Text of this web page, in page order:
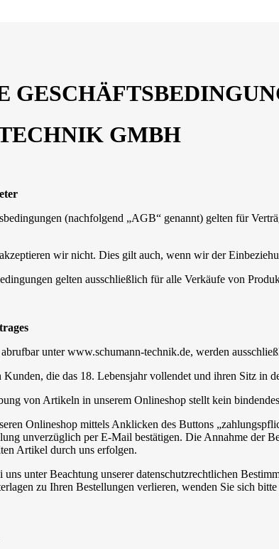
GMBH
(nachfolgend „AGB“ genannt) gelten für
wir nicht. Dies gilt auch, wenn wir der
gelten ausschließlich für alle Verkäufe von
unter www.schumann-technik.de, werden
die das 18. Lebensjahr vollendet und ihren Sitz in
von Artikeln in unserem Onlineshop stellt kein
Onlineshop mittels Anklicken des Buttons
unverzüglich per E-Mail bestätigen. Die Annahme
Artikel durch uns erfolgen.
unter Beachtung unserer datenschutzrechtlichen
zu Ihren Bestellungen verlieren, wenden Sie sich